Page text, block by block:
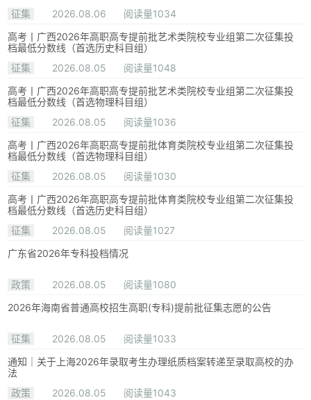
征集 2026.08.06
阅读量1034
高考丨广西2026年高职高专提前批艺术类院校专业组第二次征集投
档最低分数线（首选历史科目组）
征集
2026.08.05
阅读量1048
高考丨广西2026年高职高专提前批艺术类院校专业组第二次征集投
档最低分数线（首选物理科目组）
征集
2026.08.05
阅读量1036
高考丨广西2026年高职高专提前批体育类院校专业组第二次征集投
档最低分数线（首选物理科目组）
征集
2026.08.05
阅读量1030
高考丨广西2026年高职高专提前批体育类院校专业组第二次征集投
档最低分数线（首选历史科目组）
征集
2026.08.05
阅读量1027
广东省2026年专科投档情况
政策 2026.08.05
阅读量1080
2026年海南省普通高校招生高职(专科)提前批征集志愿的公告
征集 2026.08.05
阅读量1033
通知｜关于上海2026年录取考生办理纸质档案转递至录取高校的办
法
政策
2026.08.05
阅读量1043